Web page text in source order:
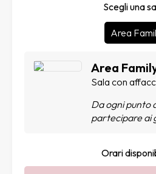
Scegli una
Area
Area
Sala con
Da ogni punto
partecipare ai
Orari